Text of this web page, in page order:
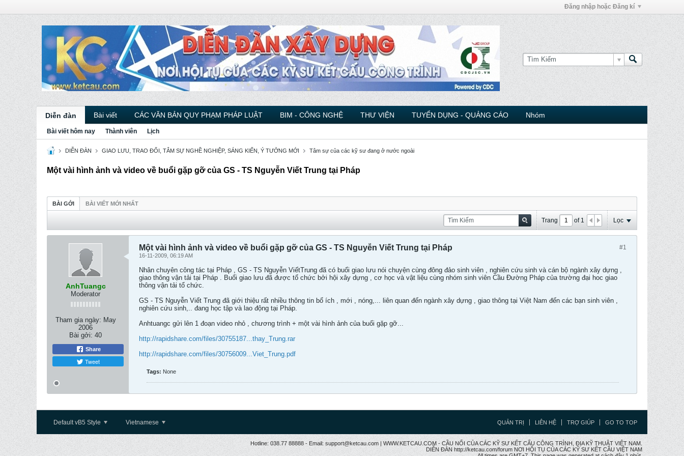
Đăng nhập hoặc Đăng kí
Diễn đàn Bài viết CÁC VĂN BẢN QUY PHẠM PHÁP LUẬT BIM - CÔNG NGHỆ THƯ VIỆN TUYỂN DỤNG - QUẢNG CÁO Nhóm
Bài viết hôm nay Thành viên Lịch
DIỄN ĐÀN GIAO LƯU, TRAO ĐỔI, TÂM SỰ NGHỀ NGHIỆP, SÁNG KIẾN, Ý TƯỞNG MỚI Tâm sự của các kỹ sư đang ở nước ngoài
Một vài hình ảnh và video về buổi gặp gỡ của GS - TS Nguyễn Viết Trung tại Pháp
BÀI GỞI BÀI VIẾT MỚI NHẤT
Trang of 1 Lọc
AnhTuangc
Moderator
Tham gia ngày: May
2006
Bài gởi: 40
Share
Tweet
#1
Một vài hình ảnh và video về buổi gặp gỡ của GS - TS Nguyễn Viết Trung tại Pháp
16-11-2009, 06:19 AM
Nhân chuyên công tác tại Pháp , GS - TS Nguyễn ViếtTrung đã có buổi giao lưu nói chuyện cùng đông đảo sinh viên , nghiên cứu sinh và cán bộ ngành xây dựng ,
giao thông vận tải tại Pháp . Buổi giao lưu đã được tổ chức bởi hội xây dựng , cơ học và vật liệu cùng nhóm sinh viên Cầu Đường Pháp của trường đại hoc giao
thông vận tải tổ chức.
GS - TS Nguyễn Viết Trung đã giới thiệu rất nhiều thông tin bổ ích , mới , nóng,... liên quan đến ngành xây dựng , giao thông tại Việt Nam đến các bạn sinh viên ,
nghiên cứu sinh,.. đang học tập và lao động tại Pháp.
Anhtuangc gửi lên 1 đoạn video nhỏ , chương trình + một vài hình ảnh của buổi gặp gỡ...
http://rapidshare.com/files/30755187...thay_Trung.rar
http://rapidshare.com/files/30756009...Viet_Trung.pdf
Tags: None
Default vB5 Style Vietnamese QUẢN TRỊ LIÊN HỆ TRỢ GIÚP GO TO TOP
Hotline: 038.77 88888 - Email: support@ketcau.com | WWW.KETCAU.COM - CẦU NỐI CỦA CÁC KỸ SƯ KẾT CẤU CÔNG TRÌNH, ĐỊA KỸ THUẬT VIỆT NAM.
DIỄN ĐÀN http://ketcau.com/forum NƠI HỘI TỤ CỦA CÁC KỸ SƯ KẾT CÂU VIỆT NAM